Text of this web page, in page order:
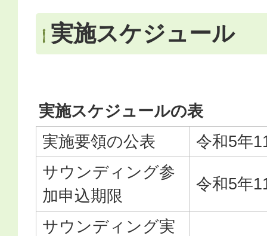
実施スケジュール
実施スケジュールの表
実施要領の公表
令和5年
サウンディング参
加申込期限
令和5年
サウンディング実